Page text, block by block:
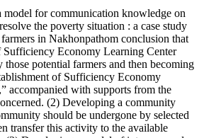
model for communication knowledge on
the poverty situation : a case study
in Nakhonpathom conclusion that
Sufficiency Economy Learning Center
potential farmers and then becoming
of Sufficiency Economy
accompanied with supports from the
(2) Developing a community
should be undergone by selected
transfer this activity to the available